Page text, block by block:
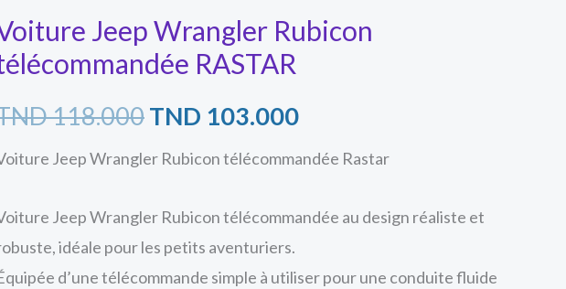
Jeep Wrangler Rubicon
RASTAR
118.000
initial
était :
TND
118.000.
TND 103.000
actuel
TND
103.000.
Jeep Wrangler Rubicon télécommandée Rastar
Jeep Wrangler Rubicon télécommandée au design réaliste et
idéale pour les petits aventuriers.
d’une télécommande simple à utiliser pour une conduite fluide